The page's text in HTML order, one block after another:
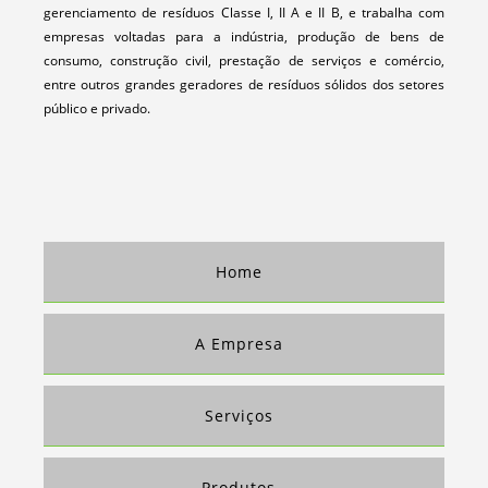
TRANSPORTE E COLETA DE RESÍDUOS
TRATAMENTO E DESTINAÇÃO DE RESÍDUOS
TRATAMENTO E DESTINAÇÃO DE RESÍDUOS INDUSTRIAIS
EMPRESAS DE RECICLAGEM DE PAPEL E PAPELÃO
EMPRESAS QUE COMPRAM APARAS DE PAPEL
gerenciamento de resíduos Classe I, II A e II B, e trabalha com
empresas voltadas para a indústria, produção de bens de
consumo, construção civil, prestação de serviços e comércio,
entre outros grandes geradores de resíduos sólidos dos setores
público e privado.
Home
A Empresa
Serviços